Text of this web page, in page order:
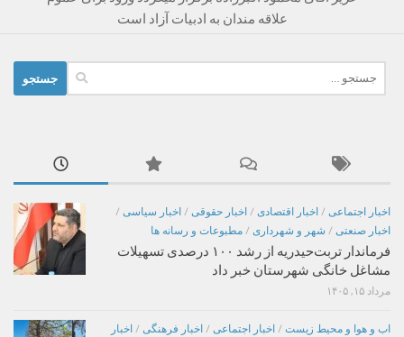
علاقه مندان به ادبیات آزاد است
برای:
اخبار اجتماعی / اخبار اقتصادی / اخبار حقوقی / اخبار سیاسی /
اخبار صنعتی / شهر و شهرداری / مطبوعات و رسانه ها
فرماندار تربت‌حیدریه از رشد ۱۰۰ درصدی تسهیلات
مشاغل خانگی شهرستان خبر داد
مرداد ۱۵, ۱۴۰۵
اب و هوا و محیط زیست / اخبار اجتماعی / اخبار فرهنگی / اخبار